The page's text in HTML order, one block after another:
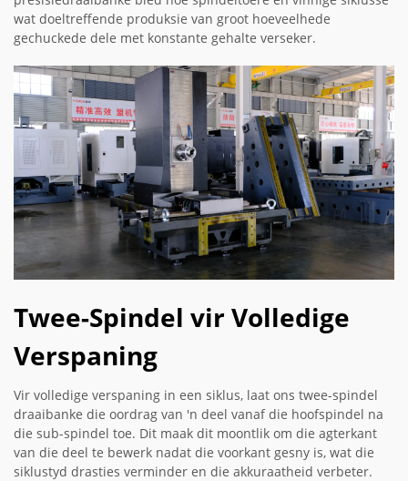
wat doeltreffende produksie van groot hoeveelhede
gechuckede dele met konstante gehalte verseker.
Twee-Spindel vir Volledige
Verspaning
Vir volledige verspaning in een siklus, laat ons twee-spindel
draaibanke die oordrag van 'n deel vanaf die hoofspindel na
die sub-spindel toe. Dit maak dit moontlik om die agterkant
van die deel te bewerk nadat die voorkant gesny is, wat die
siklustyd drasties verminder en die akkuraatheid verbeter.